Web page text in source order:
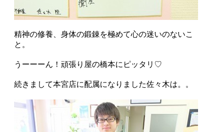
精神の修養、身体の鍛錬を極めて心の迷いのないこ
と。
うーーーん！頑張り屋の橋本にピッタリ♡
続きまして本宮店に配属になりました佐々木は。。